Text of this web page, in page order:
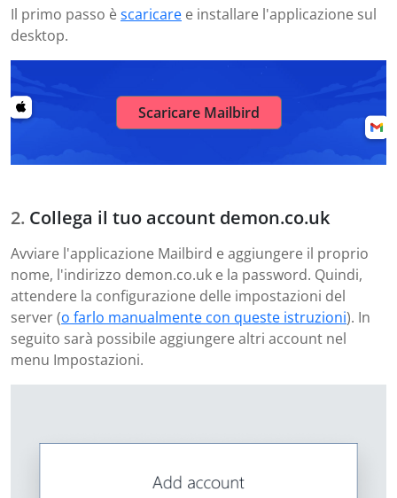
Il primo passo èscaricare e installare l'applicazione sul
desktop.
Scaricare Mailbird
Collega il tuo account demon.co.uk
Avviare l'applicazione Mailbird e aggiungere il proprio
nome, l'indirizzo demon.co.uk e la password. Quindi,
attendere la configurazione delle impostazioni del
server (o farlo manualmente con queste istruzioni). In
seguito sarà possibile aggiungere altri account nel
menu Impostazioni.